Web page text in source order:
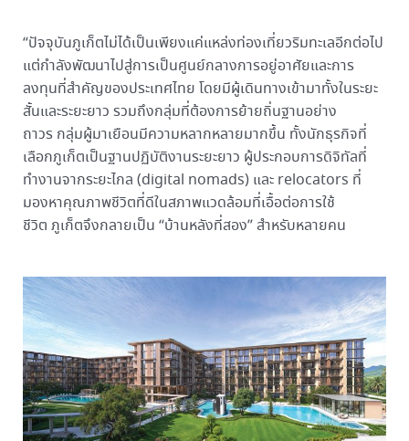
“ปัจจุบันภูเก็ตไม่ได้เป็นเพียงแค่แหล่งท่องเที่ยวริมทะเลอีกต่อไป
แต่กำลังพัฒนาไปสู่การเป็นศูนย์กลางการอยู่อาศัยและการ
ลงทุนที่สำคัญของประเทศไทย โดยมีผู้เดินทางเข้ามาทั้งในระยะ
สั้นและระยะยาว รวมถึงกลุ่มที่ต้องการย้ายถิ่นฐานอย่าง
ถาวร กลุ่มผู้มาเยือนมีความหลากหลายมากขึ้น ทั้งนักธุรกิจที่
เลือกภูเก็ตเป็นฐานปฏิบัติงานระยะยาว ผู้ประกอบการดิจิทัลที่
ทำงานจากระยะไกล (digital nomads) และ relocators ที่
มองหาคุณภาพชีวิตที่ดีในสภาพแวดล้อมที่เอื้อต่อการใช้
ชีวิต ภูเก็ตจึงกลายเป็น “บ้านหลังที่สอง” สำหรับหลายคน